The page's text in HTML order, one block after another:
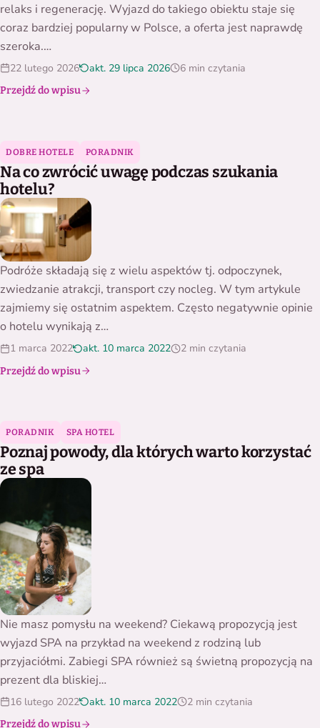
relaks i regenerację. Wyjazd do takiego obiektu staje się
coraz bardziej popularny w Polsce, a oferta jest naprawdę
szeroka.…
22 lutego 2026 akt. 29 lipca 2026 6 min czytania
Przejdź do wpisu
DOBRE HOTELE PORADNIK
Na co zwrócić uwagę podczas szukania
hotelu?
Podróże składają się z wielu aspektów tj. odpoczynek,
zwiedzanie atrakcji, transport czy nocleg. W tym artykule
zajmiemy się ostatnim aspektem. Często negatywnie opinie
o hotelu wynikają z…
1 marca 2022 akt. 10 marca 2022 2 min czytania
Przejdź do wpisu
Na co zwrócić uwagę podczas szukania hotelu?
PORADNIK SPA HOTEL
Poznaj powody, dla których warto korzystać
ze spa
Nie masz pomysłu na weekend? Ciekawą propozycją jest
wyjazd SPA na przykład na weekend z rodziną lub
przyjaciółmi. Zabiegi SPA również są świetną propozycją na
prezent dla bliskiej…
16 lutego 2022 akt. 10 marca 2022 2 min czytania
Przejdź do wpisu
Poznaj powody, dla których warto korzystać ze spa